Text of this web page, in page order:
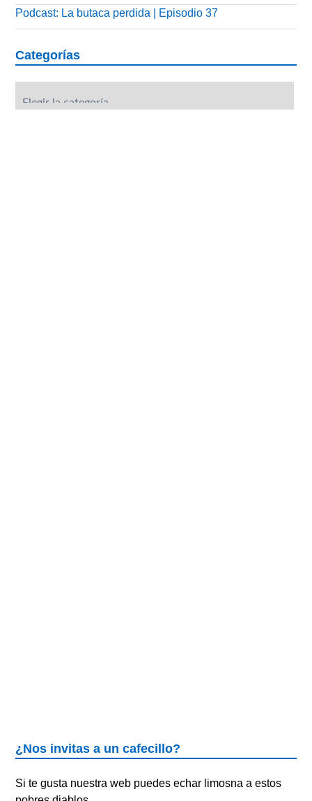
Podcast: La butaca perdida | Episodio 37
Categorías
¿Nos invitas a un cafecillo?
Si te gusta nuestra web puedes echar limosna a estos